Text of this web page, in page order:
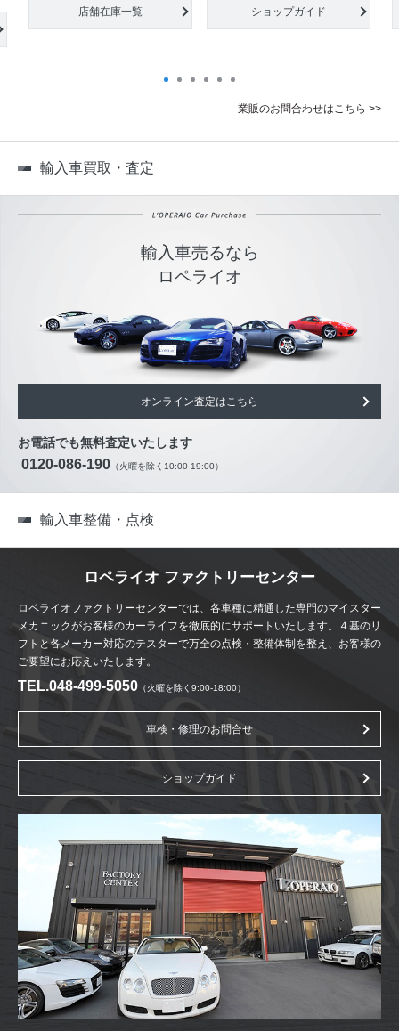
店舗在庫一覧 ショップガイド
業販のお問合わせはこちら >>
輸入車買取・査定
輸入車売るなら
ロペライオ
オンライン査定はこちら
お電話でも無料査定いたします
0120-086-190 （火曜を除く10:00-19:00）
輸入車整備・点検
ロペライオ ファクトリーセンター
ロペライオファクトリーセンターでは、各車種に精通した専門のマイスター
メカニックがお客様のカーライフを徹底的にサポートいたします。４基のリ
フトと各メーカー対応のテスターで万全の点検・整備体制を整え、お客様の
ご要望にお応えいたします。
TEL.048-499-5050 （火曜を除く9:00-18:00）
車検・修理のお問合せ
ショップガイド